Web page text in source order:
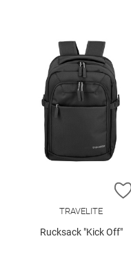
TRAVELITE
Rucksack "Kick Off"